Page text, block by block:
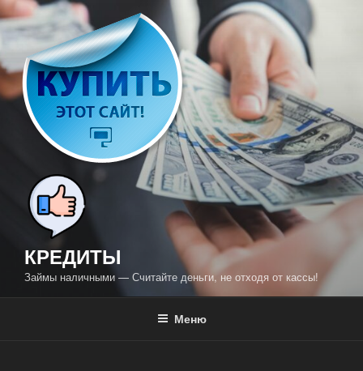
Перейти
содержимому
КРЕДИТЫ
Займы наличными — Считайте деньги, не отходя от кассы!
Меню